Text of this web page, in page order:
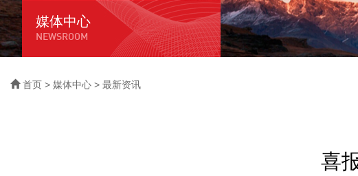
媒体中心
NEWSROOM
首页 > 媒体中心 > 最新资讯
喜